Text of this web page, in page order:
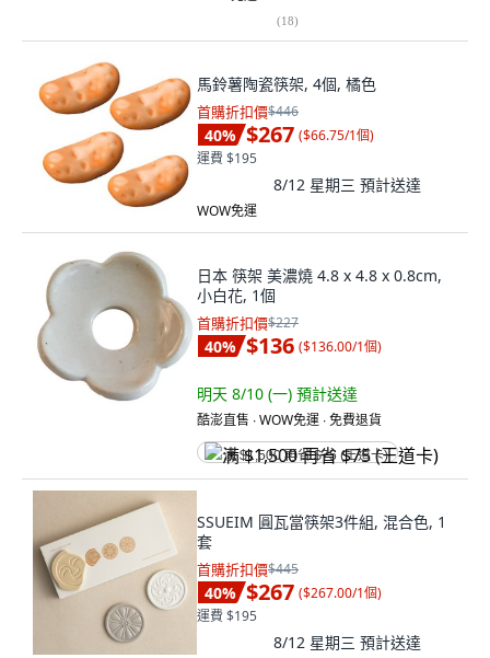
(18)
馬鈴薯陶瓷筷架, 4個, 橘色
首購折扣價$446
40% $267 ($66.75/1個)
運費 $195
8/12 星期三 預計送達
WOW免運
日本 筷架 美濃燒 4.8 x 4.8 x 0.8cm,
小白花, 1個
首購折扣價$227
40% $136 ($136.00/1個)
明天 8/10 (一) 預計送達
酷澎直售 ∙ WOW免運 ∙ 免費退貨
满 $1,500 再省 $75 (王道卡)
SSUEIM 圓瓦當筷架3件組, 混合色, 1
套
首購折扣價$445
40% $267 ($267.00/1個)
運費 $195
8/12 星期三 預計送達